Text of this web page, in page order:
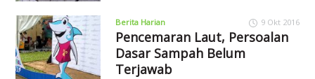
Berita Harian 9 Okt 2016
Pencemaran Laut, Persoalan
Dasar Sampah Belum
Terjawab